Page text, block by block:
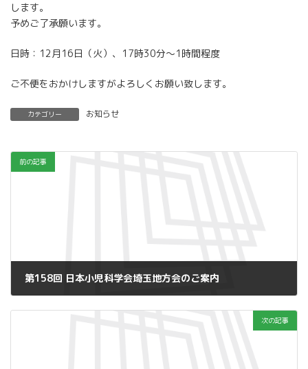
します。
予めご了承願います。
日時：12月16日（火）、17時30分〜1時間程度
ご不便をおかけしますがよろしくお願い致します。
カテゴリー お知らせ
前の記事
第158回 日本小児科学会埼玉地方会のご案内
次の記事